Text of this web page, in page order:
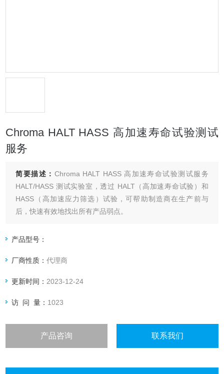
Chroma HALT HASS 高加速寿命试验测试
服务
简要描述： Chroma HALT HASS 高加速寿命试验测试服务
HALT/HASS 测试实验室，透过 HALT（高加速寿命试验）和
HASS（高加速应力筛选）试验，可帮助制造商在生产前与
后，快速有效地找出所有产品弱点。
产品型号：
厂商性质：代理商
更新时间： 2023-12-24
访 问 量： 1023
产品咨询 联系我们